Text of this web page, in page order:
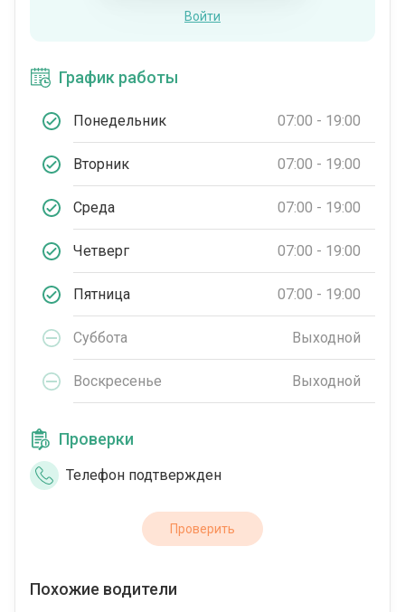
Войти
График работы
Понедельник 07:00 - 19:00
Вторник 07:00 - 19:00
Среда 07:00 - 19:00
Четверг 07:00 - 19:00
Пятница 07:00 - 19:00
Суббота Выходной
Воскресенье Выходной
Проверки
Телефон подтвержден
Проверить
Похожие водители